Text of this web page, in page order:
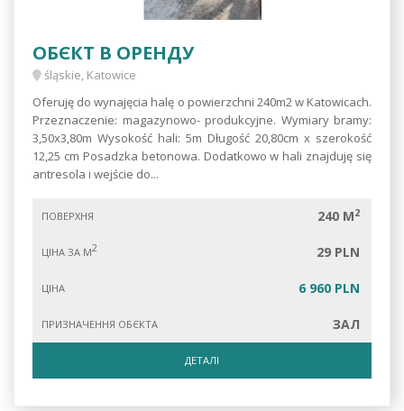
ОБЄКТ В ОРЕНДУ
śląskie, Katowice
Oferuję do wynajęcia halę o powierzchni 240m2 w Katowicach.
Przeznaczenie: magazynowo- produkcyjne. Wymiary bramy:
3,50x3,80m Wysokość hali: 5m Długość 20,80cm x szerokość
12,25 cm Posadzka betonowa. Dodatkowo w hali znajduję się
antresola i wejście do...
ПОВЕРХНЯ 240 M2
ЦІНА ЗА М2 29 PLN
ЦІНА 6 960 PLN
ПРИЗНАЧЕННЯ ОБЄКТА ЗАЛ
ДЕТАЛІ